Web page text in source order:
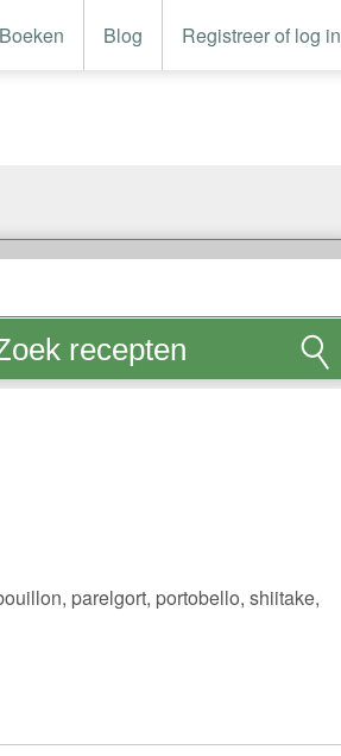
Boeken Blog Registreer of log in
recepten
parelgort, portobello, shiitake,